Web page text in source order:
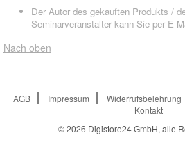
Der Autor des gekauften Produkts /
Seminarveranstalter kann Sie per E-
Nach oben
AGB Impressum Widerrufsbelehrung
Kontakt
© 2026 Digistore24 GmbH, alle